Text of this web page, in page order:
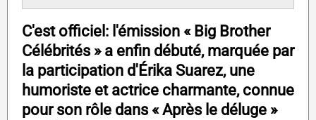
C'est officiel: l'émission « Big Brother
Célébrités » a enfin débuté, marquée par
la participation d'Érika Suarez, une
humoriste et actrice charmante, connue
pour son rôle dans « Après le déluge »